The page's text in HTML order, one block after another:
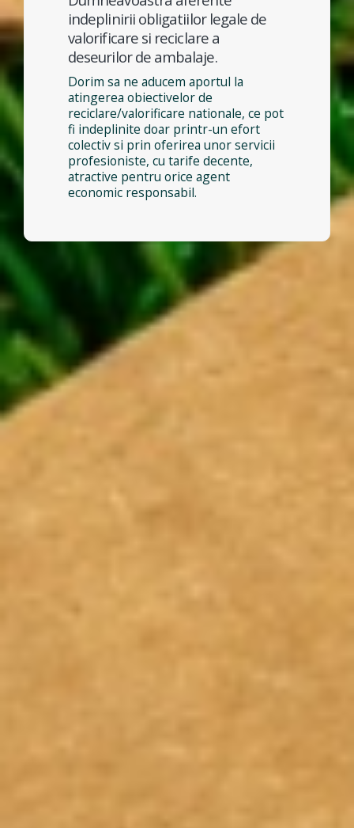
indeplinirii obligatiilor legale de
valorificare si reciclare a
deseurilor de ambalaje.
Dorim sa ne aducem aportul la
atingerea obiectivelor de
reciclare/valorificare nationale, ce pot
fi indeplinite doar printr-un efort
colectiv si prin oferirea unor servicii
profesioniste, cu tarife decente,
atractive pentru orice agent
economic responsabil.